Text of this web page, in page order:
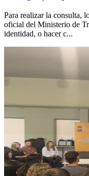
Para realizar la consulta,
oficial del Ministerio de
identidad, o hacer c...